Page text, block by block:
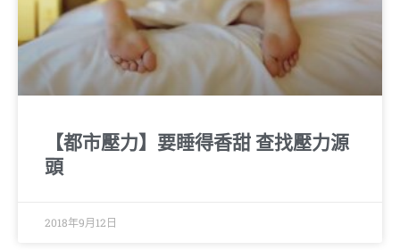
【都市壓力】要睡得香甜 查找壓力源
頭
2018年9月12日